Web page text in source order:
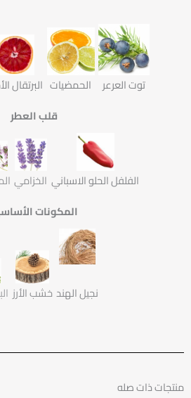
توت العرعر الحمضيات البرتقال
قلب العطر
الفلفل الحلو الاسباني الخزامي
المكونات
نجيل الهند خشب الأرز
منتجات ذات صله